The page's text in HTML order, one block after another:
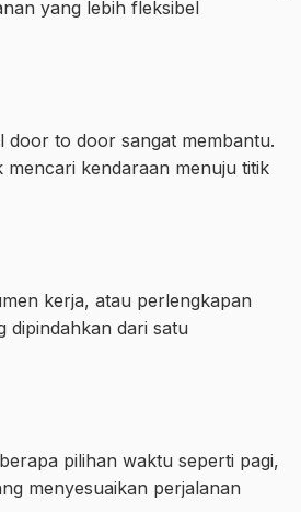
yang lebih fleksibel
door to door sangat membantu.
kendaraan menuju titik
kerja, atau perlengkapan
dipindahkan dari satu
pilihan waktu seperti pagi,
menyesuaikan perjalanan